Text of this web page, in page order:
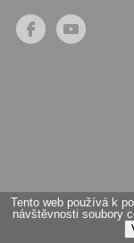
Tento web používá k
návštěvnosti soubory